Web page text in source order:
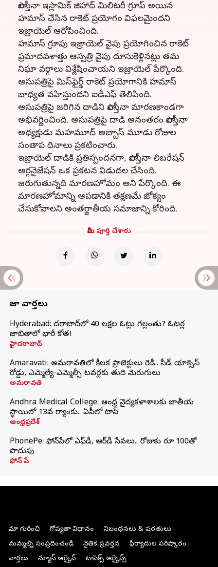
పాలస్తీనా ఇస్లామిక్ జిహాద్ మిలిటరీ గ్రూప్ అయిన
హమాస్ చేసిన రాకెట్ ప్రయోగం విఫలమైందని
ఇజ్రాయెల్ ఆరోపించింది.
హమాస్ గ్రూపు ఇజ్రాయెల్ వైపు ప్రయోగించిన రాకెట్
ప్రమాదవశాత్తు ఆస్పత్రి వైపు దూసుకెళ్లినట్లు తమ
నిఘా వర్గాలు విశ్లేషించాయని ఇజ్రాయెల్ పేర్కొంది.
ఆసుపత్రిపై మిస్‌ఫైర్డ్ రాకెట్ ప్రయోగానికి హమాస్
బాధ్యత వహిస్తుందని ఐడీఎఫ్ తెలిపింది.
ఆసుపత్రిపై జరిగిన దాడిని పాలస్తీనా మారణకాండగా
అభివర్ణించింది. ఆసుపత్రిపై దాడి అనంతరం పాలస్తీనా
అధ్యక్షుడు మహమూద్ అబ్బాస్ మూడు రోజుల
సంతాప దినాలు ప్రకటించారు.
ఇజ్రాయెల్ దాడికి ప్రతిస్పందనగా, పాలస్తీనా లిబరేషన్
ఆర్గనైజేషన్ ఒక ప్రకటన విడుదల చేసింది.
జరుగుతున్నది మారణహోమం అని పేర్కొంది. ఈ
మారణహోమాన్ని ఆపడానికి తక్షణమే జోక్యం
చేసుకోవాలని అంతర్జాతీయ సమాజాన్ని కోరింది.
మీరు పూర్తి చేశారు
తాజా వార్తలు
Hyderabad: హైదరాబాద్‌లో 40 లక్షల ఓట్లు గల్లంతు? ఓటర్ల
జాబితాలో భారీ కోత!
హైదరాబాద్
Amaravati: అమరావతిలో కీలక ప్రాజెక్టులు రెడీ.. సీడ్‌ యాక్సెస్‌
రోడ్డు, ఎమ్మెల్యే-ఎమ్మెల్సీ టవర్లకు తుది మెరుగులు
అమరావతి
Andhra Medical College: ఆంధ్ర వైద్యకళాశాలకు జాతీయ
స్థాయిలో 13వ ర్యాంకు.. ఏపీలో టాప్
ఆంధ్రప్రదేశ్
PhonePe: ఫోన్‌పేలో ఎఫ్‌డీ, ఆర్‌డీ సేవలు.. రోజుకు రూ.100తో
పొదుపు
ఫోన్‌ పే
మా గురించి గోప్యతా విధానం
నిబంధనలు & షరతులు
మమ్మల్ని సంప్రదించండి
నైతిక ప్రవర్తన
ఫిర్యాదుల పరిష్కారం
వార్తలు
న్యూస్ ఆర్కైవ్ టాపిక్స్ ఆర్కైవ్స్